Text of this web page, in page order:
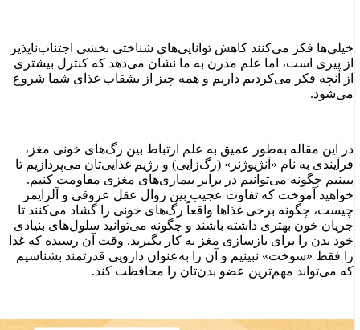
خیلی‌ها فکر می‌کنند کاهش توانایی‌های شناختی بخشی اجتناب‌ناپذیر
از پیری است، اما علم مدرن به ما نشان می‌دهد که کنترل بیشتری
از آنچه فکر می‌کردیم داریم و همه چیز از بشقاب غذای شما شروع
می‌شود.
در این مقاله به‌طور عمیق به علم ارتباط بین رگ‌های خونی مغز،
فرآیندی به نام «آنژیوژنز» (رگ‌زایی) و رژیم غذایی‌تان می‌پردازیم تا
ببینیم چگونه می‌توانیم در برابر بیماری‌های مغزی مقاومت کنیم.
خواهید آموخت که تفاوت عجیب بین زوال عقل عروقی و آلزایمر
چیست، چگونه برخی غذاها واقعاً رگ‌های خونی را گشاد می‌کنند تا
جریان خون بهتری داشته باشند و چگونه می‌توانید سلول‌های بنیادی
خود بدن را برای بازسازی مغز به کار بگیرید. وقت آن رسیده که غذا
را فقط «سوخت» نبینیم و آن را به‌عنوان دارویی قدرتمند بشناسیم
که می‌تواند مهم‌ترین عضو بدن‌تان را محافظت کند.